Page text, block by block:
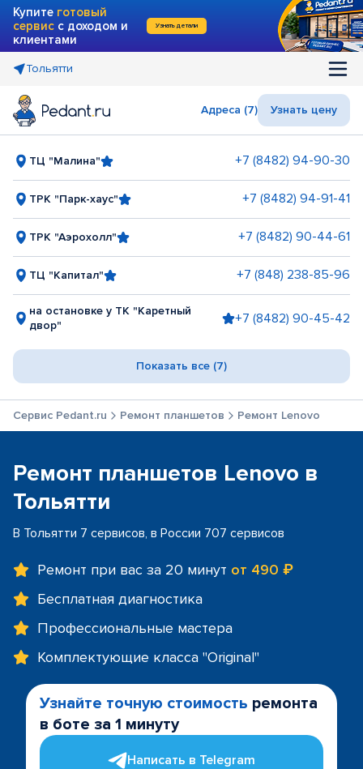
Купите готовый
сервис с доходом и
клиентами
Узнать детали
Тольятти
Адреса (7) Узнать цену
ТЦ "Малина" +7 (8482) 94-90-30
ТРК "Парк-хаус" +7 (8482) 94-91-41
ТРК "Аэрохолл" +7 (8482) 90-44-61
ТЦ "Капитал" +7 (848) 238-85-96
на остановке у ТК "Каретный
двор"
+7 (8482) 90-45-42
Показать все (7)
Сервис Pedant.ru Ремонт планшетов Ремонт Lenovo
Ремонт планшетов Lenovo в
Тольятти
В Тольятти 7 сервисов, в России 707 сервисов
Ремонт при вас за 20 минут от 490 ₽
Бесплатная диагностика
Профессиональные мастера
Комплектующие класса "Original"
Узнайте точную стоимость ремонта
в боте за 1 минуту
Написать в Telegram